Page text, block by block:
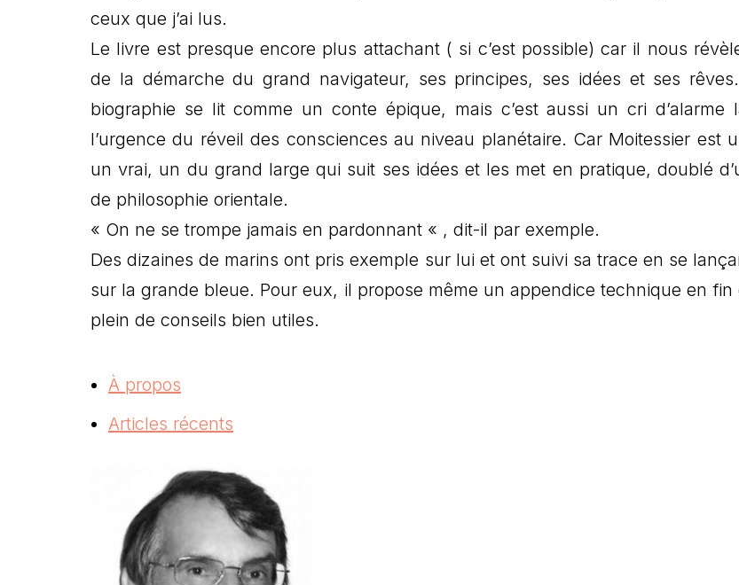
ceux que j’ai lus.
Le livre est presque encore plus attachant ( si c’est possible) car il nous
de la démarche du grand navigateur, ses principes, ses idées et ses
biographie se lit comme un conte épique, mais c’est aussi un cri d’alarme
l’urgence du réveil des consciences au niveau planétaire. Car Moitessier est
un vrai, un du grand large qui suit ses idées et les met en pratique, doublé
de philosophie orientale.
« On ne se trompe jamais en pardonnant « , dit-il par exemple.
Des dizaines de marins ont pris exemple sur lui et ont suivi sa trace en se
sur la grande bleue. Pour eux, il propose même un appendice technique en
plein de conseils bien utiles.
À propos
Articles récents